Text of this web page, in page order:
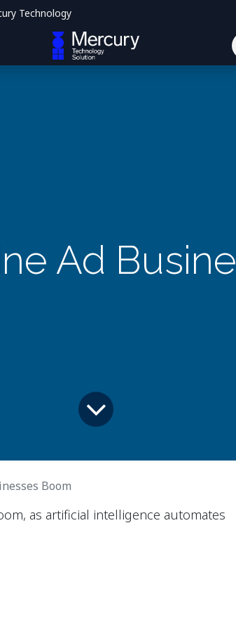
Technology
Ad
Boom
as artificial intelligence automates